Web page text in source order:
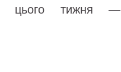
цього тижня —